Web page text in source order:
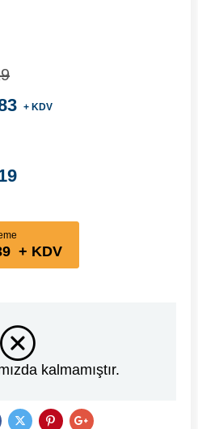
+ KDV
+ KDV
kalmamıştır.